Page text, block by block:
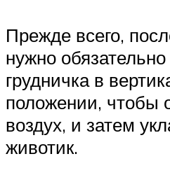
Прежде всего,
нужно
грудничка в
положении, чтобы
воздух, и затем
животик.